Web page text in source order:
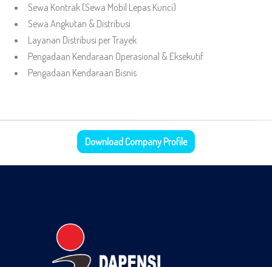
Sewa Kontrak (Sewa Mobil Lepas Kunci)
Sewa Angkutan & Distribusi
Layanan Distribusi per Trayek
Pengadaan Kendaraan Operasional & Eksekutif
Pengadaan Kendaraan Bisnis